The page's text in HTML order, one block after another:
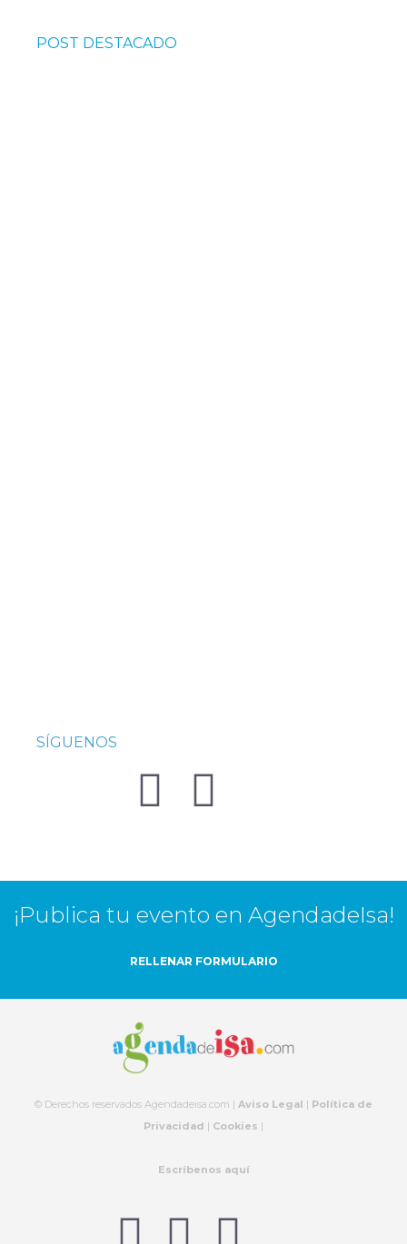
POST DESTACADO
SÍGUENOS
¡Publica tu evento en AgendadeIsa!
RELLENAR FORMULARIO
© Derechos reservados Agendadeisa.com | Aviso Legal | Política de
Privacidad | Cookies |
Escríbenos aquí